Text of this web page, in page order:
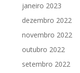
janeiro 2023
dezembro 2022
novembro 2022
outubro 2022
setembro 2022